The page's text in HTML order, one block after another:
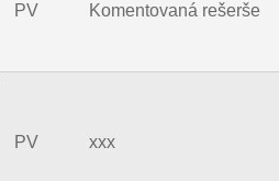
PV Komentovaná rešerše
PV xxx